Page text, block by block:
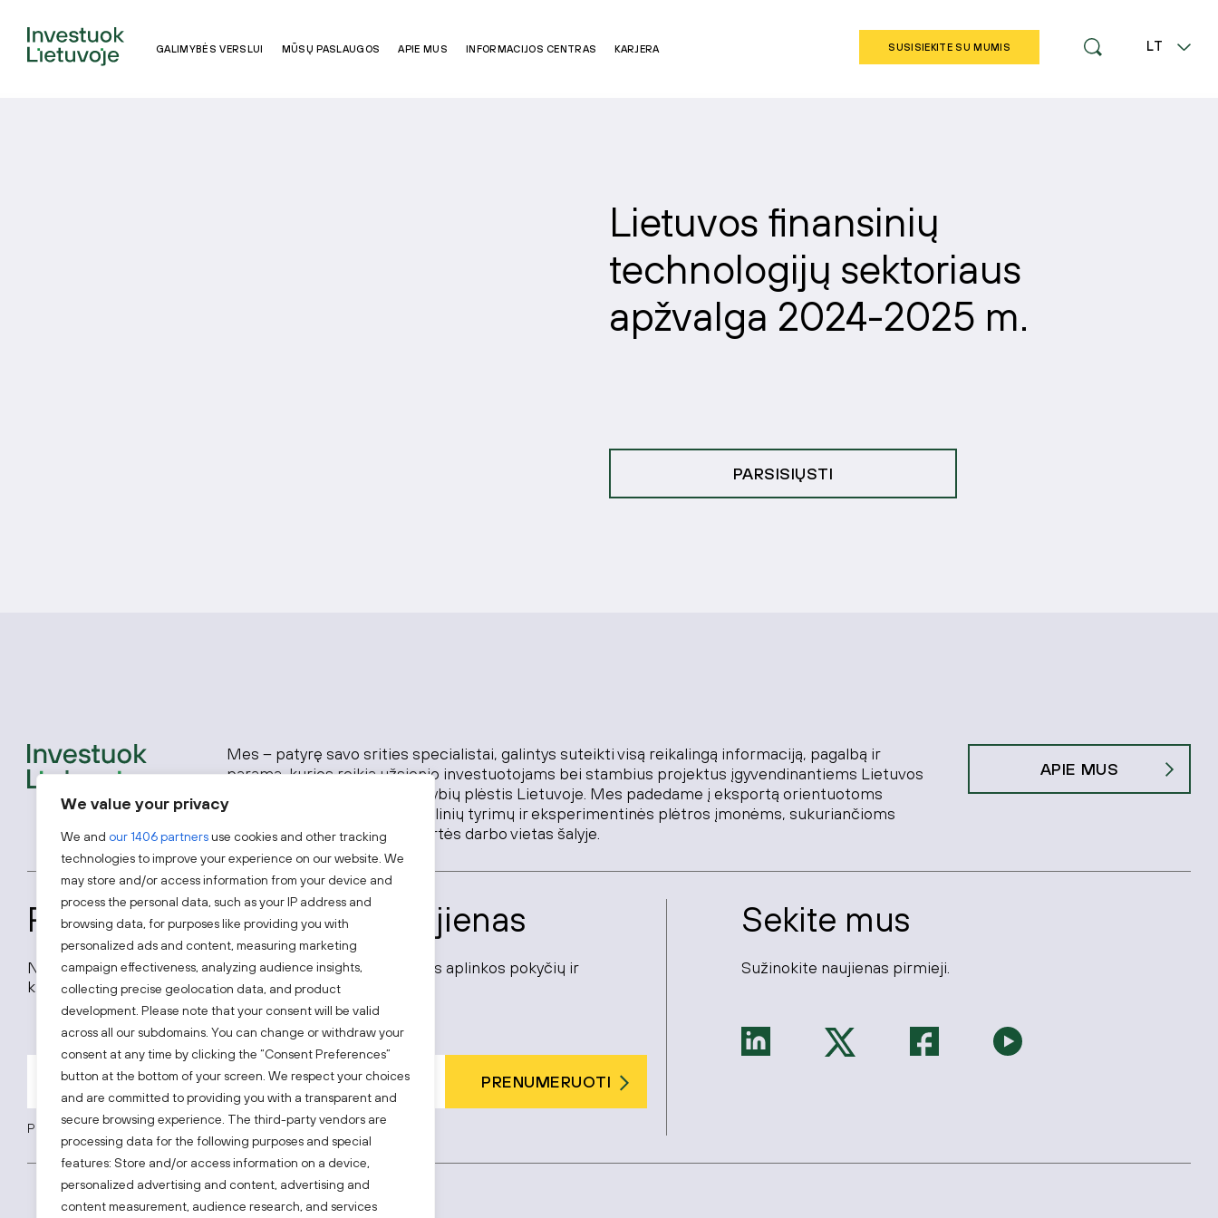
We value your privacy
We and our 1406 partnersuse cookies and other tracking
technologies to improve your experience on our website. We
may store and/or access information from your device and
process the personal data, such as your IP address and
browsing data, for purposes like providing you with
personalized ads and content, measuring marketing
campaign effectiveness, analyzing audience insights,
collecting precise geolocation data, and product
development. Please note that your consent will be valid
across all our subdomains. You can change or withdraw your
consent at any time by clicking the “Consent Preferences”
button at the bottom of your screen. We respect your choices
and are committed to providing you with a transparent and
secure browsing experience. The third-party vendors are
processing data for the following purposes and special
features: Store and/or access information on a device,
personalized advertising and content, advertising and
content measurement, audience research, and services
GALIMYBĖS VERSLUI MŪSŲ PASLAUGOS APIE MUS INFORMACIJOS CENTRAS KARJERA SUSISIEKITE SU MUMIS
LT
Lietuvos finansinių
technologijų sektoriaus
apžvalga 2024-2025 m.
PARSISIŲSTI
Mes – patyrę savo srities specialistai, galintys suteikti visą reikalingą informaciją, pagalbą ir
paramą, kurios reikia užsienio investuotojams bei stambius projektus įgyvendinantiems Lietuvos
verslams, ieškantiems galimybių plėstis Lietuvoje. Mes padedame į eksportą orientuotoms
paslaugų, gamybos bei mokslinių tyrimų ir eksperimentinės plėtros įmonėms, sukuriančioms
naujas aukštos pridėtinės vertės darbo vietas šalyje.
APIE MUS
Prenumeruokite mūsų naujienas
Nepraleiskite naujausių investicinių projektų, investicinės aplinkos pokyčių ir
kitų įdomių naujienų.
PRENUMERUOTI
Prenumeruodami sutinkate su „Investuok Lietuvoje“ privatumo politika
Sekite mus
Sužinokite naujienas pirmieji.